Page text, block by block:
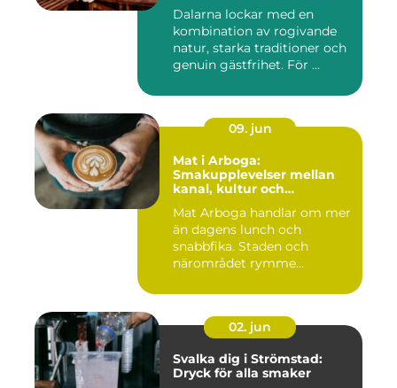
Dalarna lockar med en
kombination av rogivande
natur, starka traditioner och
genuin gästfrihet. För ...
09. jun
Mat i Arboga:
Smakupplevelser mellan
kanal, kultur och
Mat Arboga handlar om mer
än dagens lunch och
snabbfika. Staden och
närområdet rymme...
02. jun
Svalka dig i Strömstad:
Dryck för alla smaker